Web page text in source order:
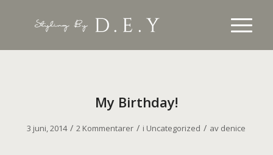
My Birthday!
3 juni, 2014 / 2 Kommentarer / i Uncategorized / av denice